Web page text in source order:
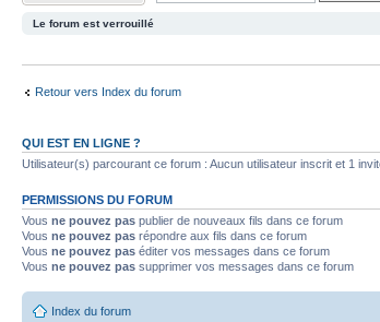
Le forum est verrouillé
Retour vers Index du forum
QUI EST EN LIGNE ?
Utilisateur(s) parcourant ce forum : Aucun utilisateur inscrit et 1
PERMISSIONS DU FORUM
Vous ne pouvez pas publier de nouveaux fils dans ce forum
Vous ne pouvez pas répondre aux fils dans ce forum
Vous ne pouvez pas éditer vos messages dans ce forum
Vous ne pouvez pas supprimer vos messages dans ce forum
Index du forum